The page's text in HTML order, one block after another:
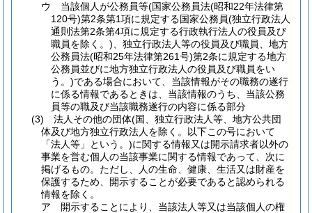
ウ
当該個人が公務員等(国家公務員法(昭和22年法律第
120号)第2条第1項に規定する国家公務員(独立行政法人
通則法第2条第4項に規定する行政執行法人の役員及び
職員を除く。) 、独立行政法人等の役員及び職員、地方
公務員法(昭和25年法律第261号)第2条に規定する地方
公務員並びに地方独立行政法人の役員及び職員をい
う。)である場合において、当該情報がその職務の遂行
に係る情報であるときは、当該情報のうち、当該公務
員等の職及び当該職務遂行の内容に係る部分
(3)
法人その他の団体(国、独立行政法人等、地方公共団
体及び地方独立行政法人を除く。以下この号において
「法人等」という。)に関する情報又は開示請求者以外の
事業を営む個人の当該事業に関する情報であって、次に
掲げるもの。 ただし、人の生命、健康、生活又は財産を
保護するため、開示することが必要であると認められる
情報を除く。
ア
開示することにより、当該法人等又は当該個人の権